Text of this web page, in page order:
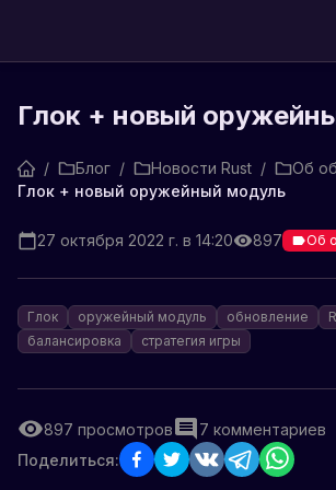
Глок + новый
/ Блог / Новости Rust / Об
Глок + новый оружейный модуль
27 октября 2022 г. в 14:20 897 Об
Глок оружейный модуль обновление
балансировка
стратегия игры
897 просмотров 7 комментариев
Поделиться: